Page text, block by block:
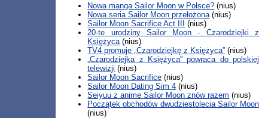
Nowa manga Sailor Moon w Polsce? (nius)
Nowa seria Sailor Moon przełożona (nius)
Sailor Moon Sacrifice Act III (nius)
20-te urodziny Sailor Moon - Czarodziejki z
Księżyca (nius)
TV4 promuje „Czarodziejkę z Księżyca” (nius)
„Czarodziejka z Księżyca” powraca do polskiej
telewizji (nius)
Sailor Moon Sacrifice (nius)
Sailor Moon Dating Sim 4 (nius)
Seiyuu z anime Sailor Moon znów razem (nius)
Początek obchodów dwudziestolecia Sailor Moon
(nius)